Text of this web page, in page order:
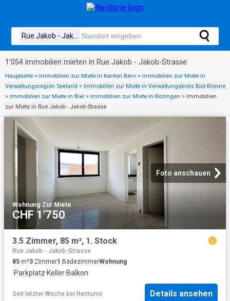
1’054 immobilien mieten in Rue Jakob - Jakob-Strasse
Hauptseite > Immobilien zur Miete in Kanton Bern > Immobilien zur Miete in
Verwaltungsregion Seeland > Immobilien zur Miete in Verwaltungskreis Biel-Bienne
> Immobilien zur Miete in Biel > Immobilien zur Miete in Bözingen > Immobilien
zur Miete in Rue Jakob - Jakob-Strasse
Foto anschauen
Wohnung·Zur Miete
CHF 1'750
3.5 Zimmer, 85 m², 1. Stock
Rue Jakob - Jakob-Strasse
85 m²3 Zimmer1 BadezimmerWohnung
·Parkplatz·Keller·Balkon
Seit letzter Woche bei Rentumo Details ansehen